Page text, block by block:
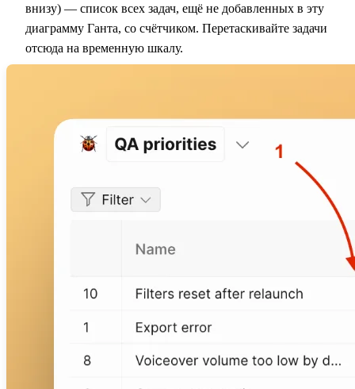
внизу) — список всех задач, ещё не добавленных в эту
диаграмму Ганта, со счётчиком. Перетаскивайте задачи
отсюда на временную шкалу.